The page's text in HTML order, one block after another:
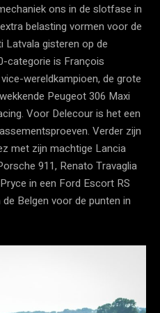
ons in de slotfase in
belasting vormen voor de
Latvala gisteren op de
categorie is François
wereldkampioen, de grote
Peugeot 306 Maxi
Voor Delecour is het een
Verder zijn
met zijn machtige Lancia
911, Renato Travaglia
in een Ford Escort RS
Belgen voor de punten in